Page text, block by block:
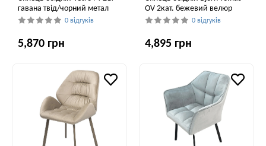
гавана твід/чорний метал
0 відгуків
5,870 грн
OV 2кат. бежевий велюр
0 відгуків
4,895 грн